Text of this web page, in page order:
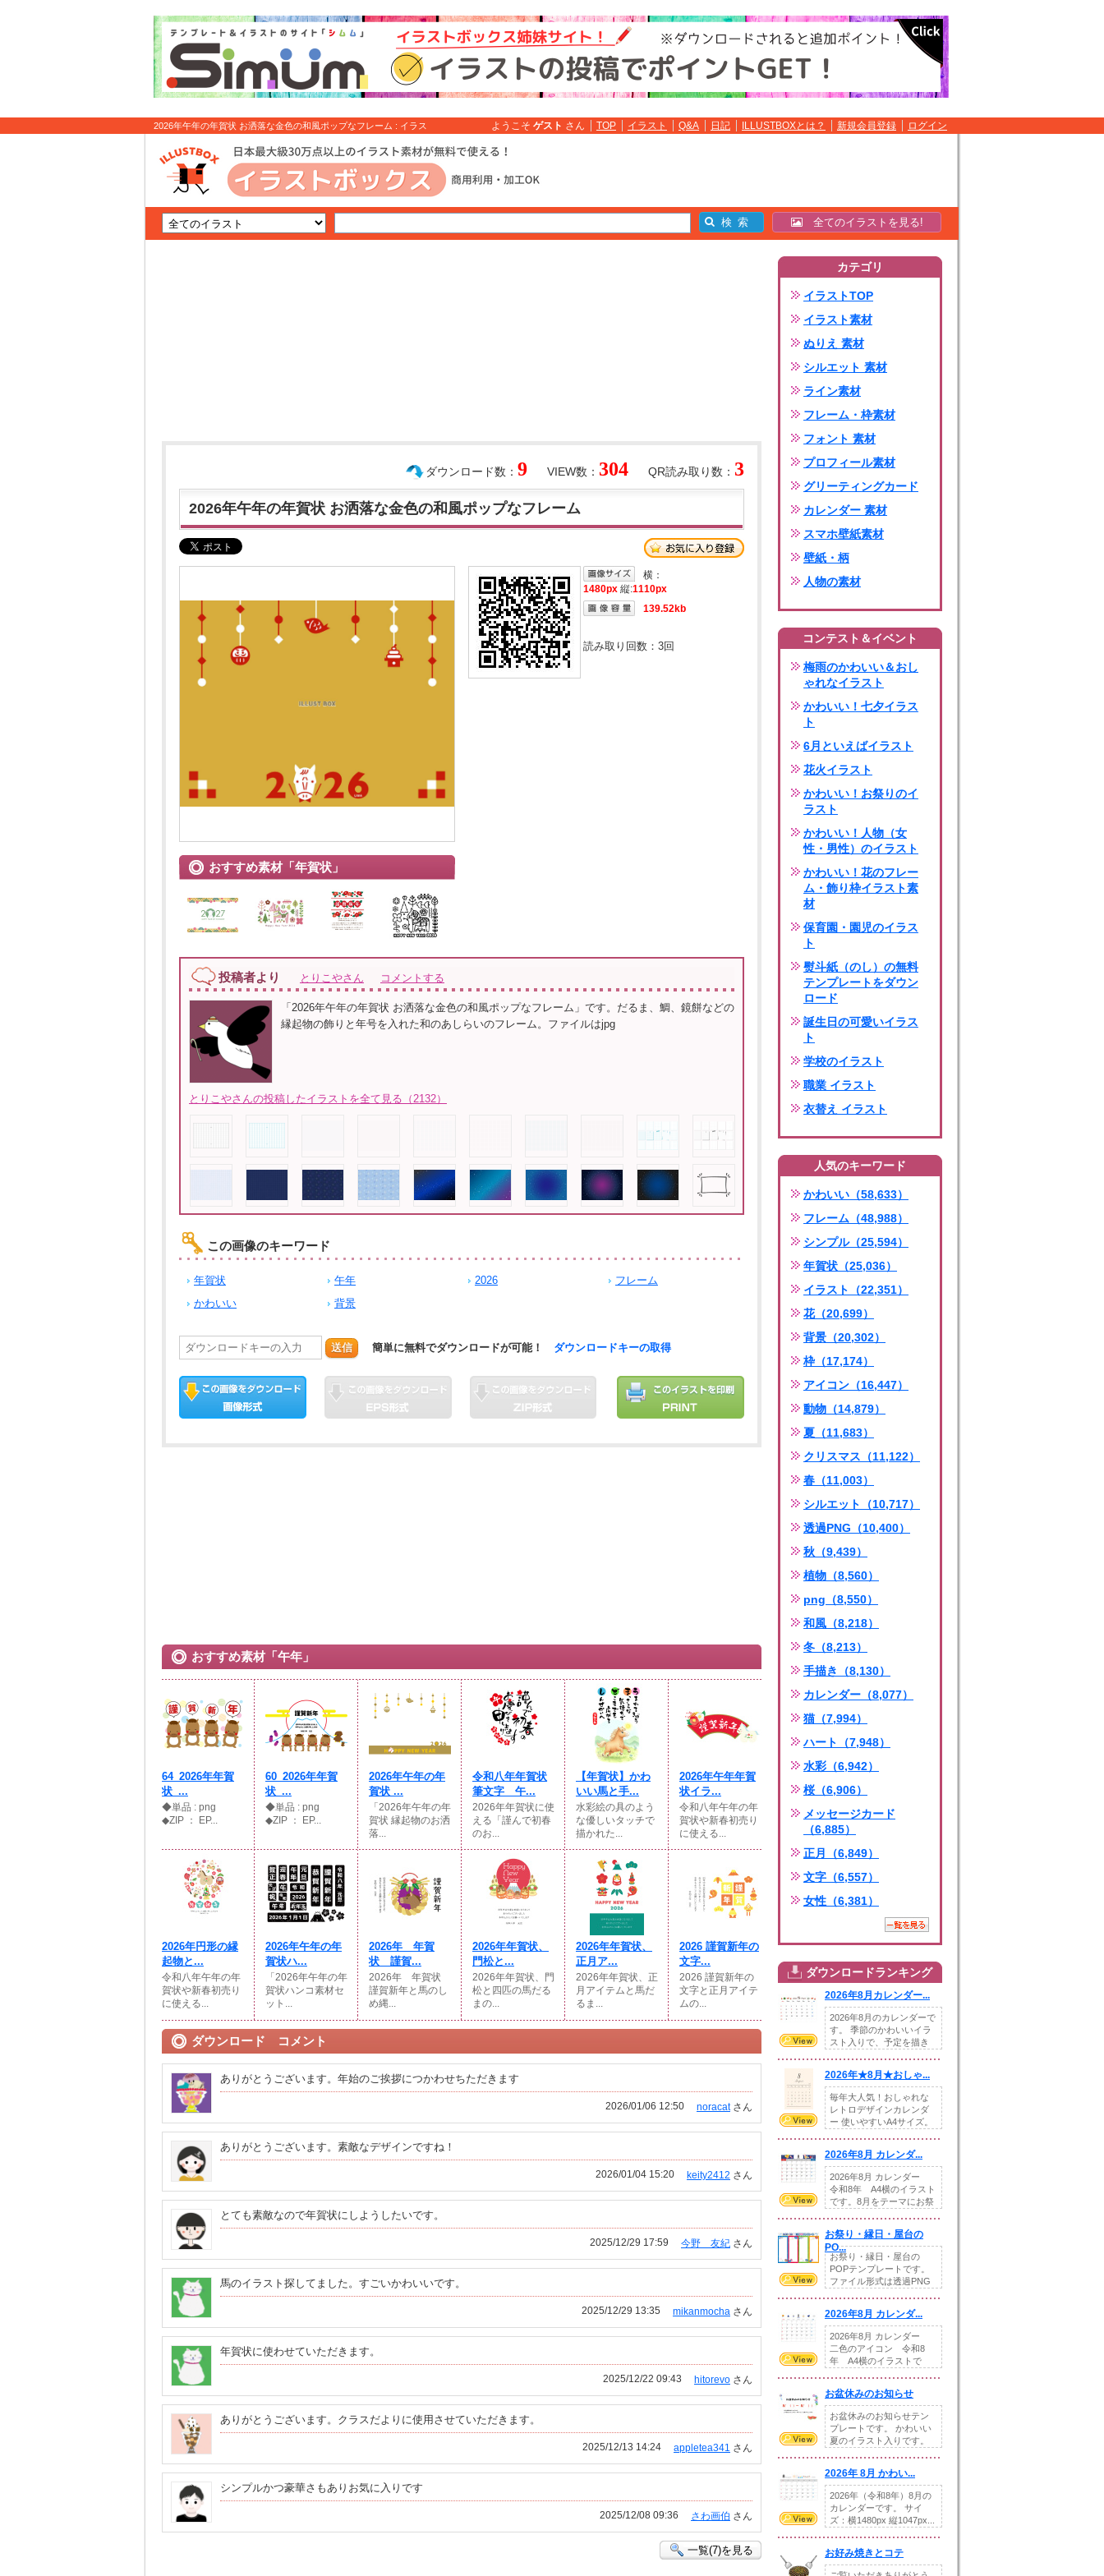
2026年午年の年賀状 お洒落な金色の和風ポップなフレーム : イラス
ようこそ ゲスト さん TOP イラスト Q&A 日記 ILLUSTBOXとは？ 新規会員登録 ログイン
全てのイラストを見る!
QR読み取り数： 3
VIEW数： 304
ダウンロード数： 9
2026年午年の年賀状 お洒落な金色の和風ポップなフレーム
おすすめ素材「年賀状」
横：
1480px 縦:1110px
139.52kb
読み取り回数： 3回
投稿者より とりこやさん コメントする
「2026年午年の年賀状 お洒落な金色の和風ポップなフレーム」です。だるま、鯛、鏡餅などの
縁起物の飾りと年号を入れた和のあしらいのフレーム。ファイルはjpg
とりこやさんの投稿したイラストを全て見る（2132）
この画像のキーワード
年賀状 午年 2026
フレーム
かわいい
背景
送信 簡単に無料でダウンロードが可能！ ダウンロードキーの取得
おすすめ素材「午年」
64_2026年年賀
状_...
◆単品 : png
◆ZIP ： EP...
60_2026年年賀
状_...
◆単品 : png
◆ZIP ： EP...
2026年午年の年
賀状 ...
「2026年午年の年
賀状 縁起物のお洒
落...
令和八年年賀状
筆文字 午...
2026年年賀状に使
える「謹んで初春
のお...
【年賀状】かわ
いい馬と手...
水彩絵の具のよう
な優しいタッチで
描かれた...
2026年午年年賀
状イラ...
令和八年午年の年
賀状や新春初売り
に使える...
2026年円形の縁
起物と...
令和八年午年の年
賀状や新春初売り
に使える...
2026年午年の年
賀状ハ...
「2026年午年の年
賀状ハンコ素材セ
ット...
2026年 年賀
状 謹賀...
2026年 年賀状
謹賀新年と馬のし
め縄...
2026年年賀状、
門松と...
2026年年賀状、門
松と四匹の馬だる
まの...
2026年年賀状、
正月ア...
2026年年賀状、正
月アイテムと馬だ
るま...
2026 謹賀新年の
文字...
2026 謹賀新年の
文字と正月アイテ
ムの...
ダウンロード コメント
ありがとうございます。年始のご挨拶につかわせちただきます
noracatさん
2026/01/06 12:50
ありがとうございます。素敵なデザインですね！
keity2412 さん
2026/01/04 15:20
とても素敵なので年賀状にしようしたいです。
今野 友紀 さん
2025/12/29 17:59
馬のイラスト探してました。すごいかわいいです。
mikanmocha さん
2025/12/29 13:35
年賀状に使わせていただきます。
hitorevo さん
2025/12/22 09:43
ありがとうございます。クラスだよりに使用させていただきます。
appletea341 さん
2025/12/13 14:24
シンプルかつ豪華さもありお気に入りです
さわ画伯 さん
2025/12/08 09:36
一覧(7)を見る
カテゴリ
イラストTOP
イラスト素材
ぬりえ 素材
シルエット 素材
ライン素材
フレーム・枠素材
フォント 素材
プロフィール素材
グリーティングカード
カレンダー 素材
スマホ壁紙素材
壁紙・柄
人物の素材
コンテスト＆イベント
梅雨のかわいい＆おし
ゃれなイラスト
かわいい！七夕イラス
ト
6月といえばイラスト
花火イラスト
かわいい！お祭りのイ
ラスト
かわいい！人物（女
性・男性）のイラスト
かわいい！花のフレー
ム・飾り枠イラスト素
材
保育園・園児のイラス
ト
熨斗紙（のし）の無料
テンプレートをダウン
ロード
誕生日の可愛いイラス
ト
学校のイラスト
職業 イラスト
衣替え イラスト
人気のキーワード
かわいい（58,633）
フレーム（48,988）
シンプル（25,594）
年賀状（25,036）
イラスト（22,351）
花（20,699）
背景（20,302）
枠（17,174）
アイコン（16,447）
動物（14,879）
夏（11,683）
クリスマス（11,122）
春（11,003）
シルエット（10,717）
透過PNG（10,400）
秋（9,439）
植物（8,560）
png（8,550）
和風（8,218）
冬（8,213）
手描き（8,130）
カレンダー（8,077）
猫（7,994）
ハート（7,948）
水彩（6,942）
桜（6,906）
メッセージカード
（6,885）
正月（6,849）
文字（6,557）
女性（6,381）
ダウンロードランキング
2026年8月カレンダー...
2026年8月のカレンダーで
す。 季節のかわいいイラ
スト入りで、予定を描き
2026年★8月★おしゃ...
毎年大人気！おしゃれな
レトロデザインカレンダ
ー 使いやすいA4サイズ。
2026年8月 カレンダ...
2026年8月 カレンダー
令和8年 A4横のイラスト
です。8月をテーマにお祭
お祭り・縁日・屋台の
PO...
お祭り・縁日・屋台の
POPテンプレートです。
ファイル形式は透過PNG
2026年8月 カレンダ...
2026年8月 カレンダー
二色のアイコン 令和8
年 A4横のイラストで
お盆休みのお知らせ
お盆休みのお知らせテン
プレートです。 かわいい
夏のイラスト入りです。
2026年 8月 かわい...
2026年（令和8年）8月の
カレンダーです。 サイ
ズ：横1480px 縦1047px...
お好み焼きとコテ